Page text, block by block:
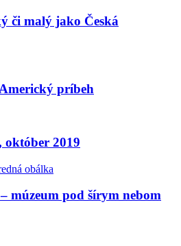
či malý jako Česká
príbeh
október 2019
múzeum pod šírym nebom